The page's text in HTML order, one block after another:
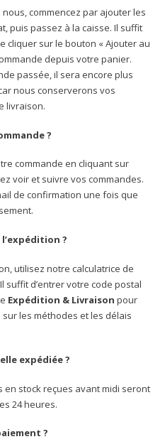
nous, commencez par ajouter les
puis passez à la caisse. Il suffit
cliquer sur le bouton « Ajouter au
depuis votre panier.
passée, il sera encore plus
nous conserverons vos
livraison.
?
commande en cliquant sur
voir et suivre vos commandes.
de confirmation une fois que
?
utilisez notre calculatrice de
d’entrer votre code postal
Expédition & Livraison pour
les méthodes et les délais
expédiée ?
en stock reçues avant midi seront
24 heures.
?